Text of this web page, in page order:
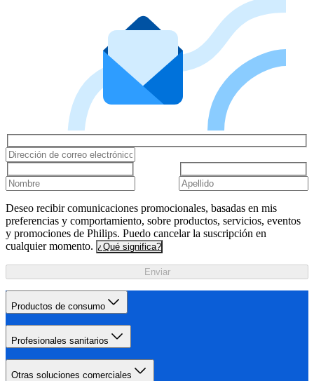
Deseo recibir comunicaciones promocionales, basadas en mis
preferencias y comportamiento, sobre productos, servicios, eventos
y promociones de Philips. Puedo cancelar la suscripción en
cualquier momento. ¿Qué significa?
Enviar
Productos de consumo
Profesionales sanitarios
Otras soluciones comerciales